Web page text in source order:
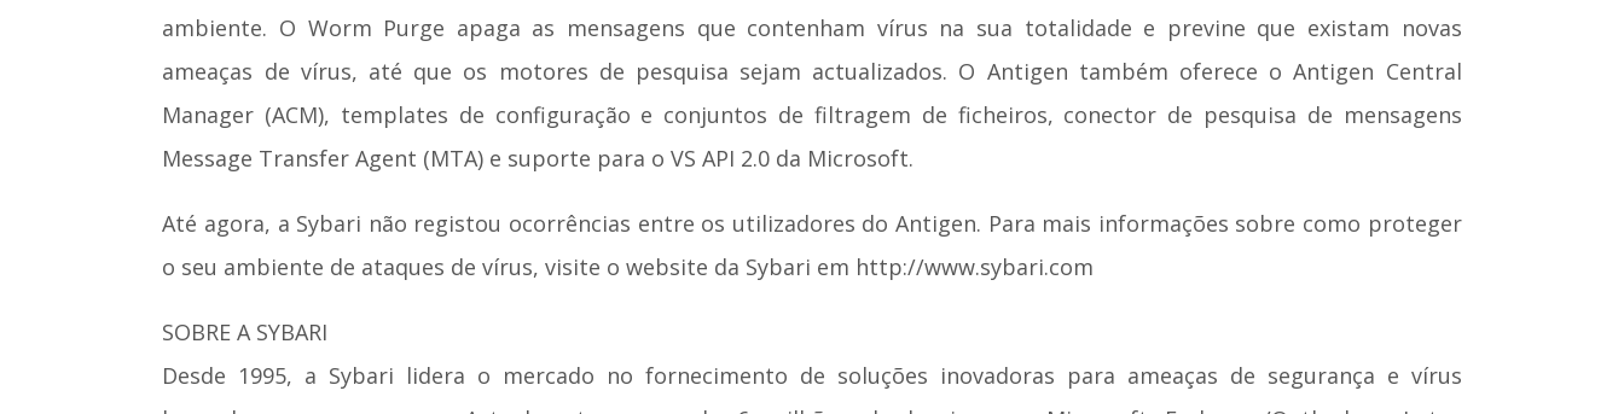
ambiente. O Worm Purge apaga as mensagens que contenham vírus na sua totalidade e previne que existam novas
ameaças de vírus, até que os motores de pesquisa sejam actualizados. O Antigen também oferece o Antigen Central
Manager (ACM), templates de configuração e conjuntos de filtragem de ficheiros, conector de pesquisa de mensagens
Message Transfer Agent (MTA) e suporte para o VS API 2.0 da Microsoft.
Até agora, a Sybari não registou ocorrências entre os utilizadores do Antigen. Para mais informações sobre como proteger
o seu ambiente de ataques de vírus, visite o website da Sybari em http://www.sybari.com
SOBRE A SYBARI
Desde 1995, a Sybari lidera o mercado no fornecimento de soluções inovadoras para ameaças de segurança e vírus